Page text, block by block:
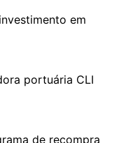
em
portuária CLI
de recompra